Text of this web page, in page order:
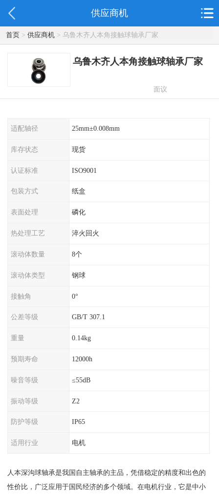
供应商机
首页> 供应商机> 乌鲁木齐人本角接触球轴承厂家
乌鲁木齐人本角接触球轴承厂家
面议
适配轴径 25mm±0.008mm
库存状态 现货
认证标准 ISO9001
包装方式 纸盒
表面处理 磷化
热处理工艺 淬火回火
滚动体数量 8个
滚动体类型 钢球
接触角 0°
公差等级 GB/T 307.1
重量 0.14kg
预期寿命 12000h
噪音等级 ≤55dB
振动等级 Z2
防护等级 IP65
适用行业 电机
人本深沟球轴承是我国自主轴承的主品，凭借稳定的精度和出色的
性价比，广泛应用于国民经济的多个领域。在电机行业，它是中小